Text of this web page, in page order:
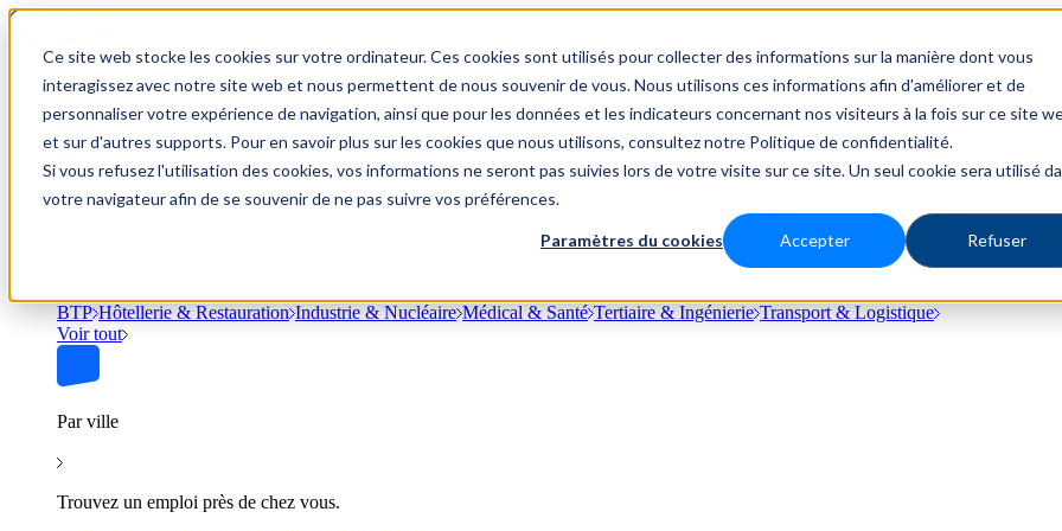
Ce site web stocke les cookies sur votre ordinateur. Ces cookies sont utilisés pour collecter des informations sur la manière dont vous
interagissez avec notre site web et nous permettent de nous souvenir de vous. Nous utilisons ces informations afin d'améliorer et de
personnaliser votre expérience de navigation, ainsi que pour les données et les indicateurs concernant nos visiteurs à la fois sur ce site
et sur d'autres supports. Pour en savoir plus sur les cookies que nous utilisons, consultez notre Politique de confidentialité.
Si vous refusez l'utilisation des cookies, vos informations ne seront pas suivies lors de votre visite sur ce site. Un seul cookie sera utilisé
votre navigateur afin de se souvenir de ne pas suivre vos préférences.
Paramètres du cookies Accepter Refuser
Trouver un emploi
Par secteur
BTP Hôtellerie & Restauration Industrie & Nucléaire Médical & Santé Tertiaire & Ingénierie Transport & Logistique
Voir tout
Par ville
Trouvez un emploi près de chez vous.